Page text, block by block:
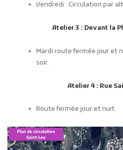
Vendredi : Circulation par
Atelier 3 : Devant la
Mardi route fermée jour et
soir.
Atelier 4 : Rue
Route fermée jour et nuit.